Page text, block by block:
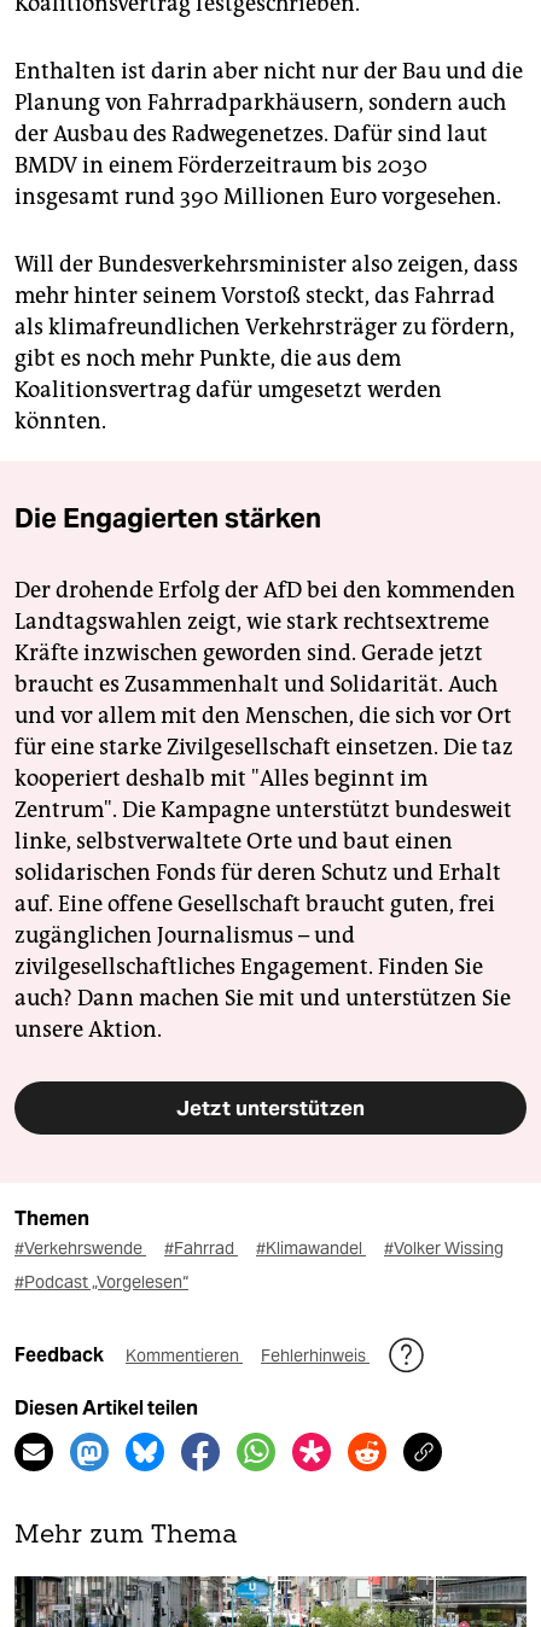
Enthalten ist darin aber nicht nur der Bau und die
Planung von Fahrradparkhäusern, sondern auch
der Ausbau des Radwegenetzes. Dafür sind laut
BMDV in einem Förderzeitraum bis 2030
insgesamt rund 390 Millionen Euro vorgesehen.
Will der Bundesverkehrsminister also zeigen, dass
mehr hinter seinem Vorstoß steckt, das Fahrrad
als klimafreundlichen Verkehrsträger zu fördern,
gibt es noch mehr Punkte, die aus dem
Koalitionsvertrag dafür umgesetzt werden
könnten.
Die Engagierten stärken
Der drohende Erfolg der AfD bei den kommenden
Landtagswahlen zeigt, wie stark rechtsextreme
Kräfte inzwischen geworden sind. Gerade jetzt
braucht es Zusammenhalt und Solidarität. Auch
und vor allem mit den Menschen, die sich vor Ort
für eine starke Zivilgesellschaft einsetzen. Die taz
kooperiert deshalb mit "Alles beginnt im
Zentrum". Die Kampagne unterstützt bundesweit
linke, selbstverwaltete Orte und baut einen
solidarischen Fonds für deren Schutz und Erhalt
auf. Eine offene Gesellschaft braucht guten, frei
zugänglichen Journalismus – und
zivilgesellschaftliches Engagement. Finden Sie
auch? Dann machen Sie mit und unterstützen Sie
unsere Aktion.
Jetzt unterstützen
Themen
#Verkehrswende #Fahrrad #Klimawandel
#Volker Wissing
#Podcast „Vorgelesen“
Feedback Kommentieren Fehlerhinweis
Diesen Artikel teilen
Mehr zum Thema